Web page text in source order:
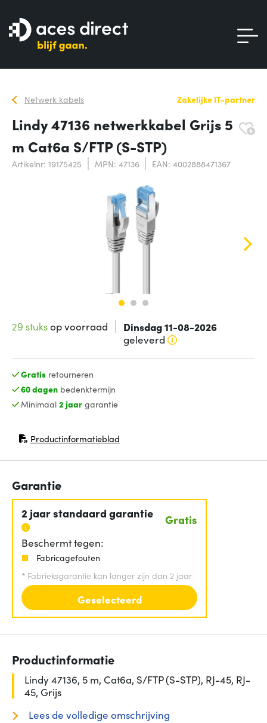
Netwerk kabels Zakelijke IT-partner
Lindy 47136 netwerkkabel Grijs 5
m Cat6a S/FTP (S-STP)
Artikelnr: 19175425 MPN: 47136 EAN: 4002888471367
29 stuksop voorraad Dinsdag 11-08-2026
geleverd
Gratis retourneren
60 dagenbedenktermijn
Minimaal 2 jaargarantie
Productinformatieblad
(opent in nieuw venster)
Garantie
2 jaar standaard garantie Gratis
Beschermt tegen:
Fabricagefouten
* Fabrieksgarantie kan langer zijn dan 2 jaar
Geselecteerd
Productinformatie
Lindy 47136, 5 m, Cat6a, S/FTP (S-STP), RJ-45, RJ-
45, Grijs
Lees de volledige omschrijving